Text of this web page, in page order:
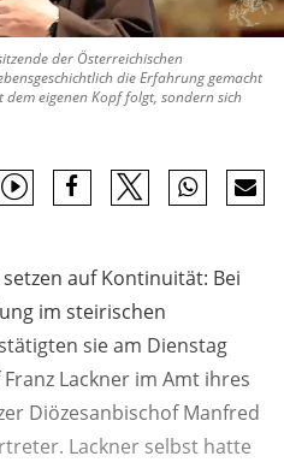
der Österreichischen
die Erfahrung gemacht
eigenen Kopf folgt, sondern sich
auf Kontinuität: Bei
im steirischen
sie am Dienstag
Lackner im Amt ihres
Diözesanbischof Manfred
Lackner selbst hatte